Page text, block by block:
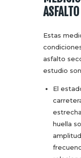
Estas
asfalto
estudio
El
huella